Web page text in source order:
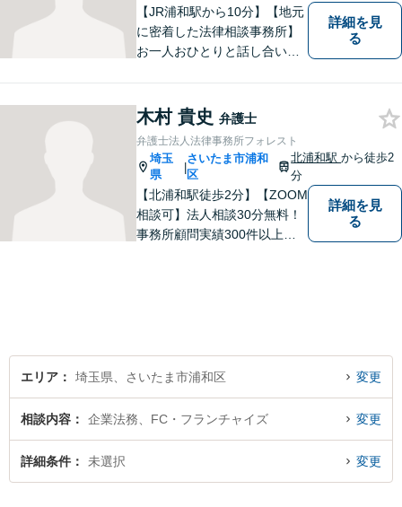
【JR浦和駅から10分】【地元
に密着した法律相談事務所】
お一人おひとりと話し合い、
ることがあれば、ぜひお手伝
いさせてください。【平日21
時まで対応可】
詳細を見
る
木村 貴史 弁護士
弁護士法人法律事務所フォレスト
埼玉
県
|
さいたま市浦和
区
北浦和駅から徒歩2
分
【北浦和駅徒歩2分】【ZOOM
相談可】法人相談30分無料！
事務所顧問実績300件以上！
ご相談ください。
詳細を見
る
エリア 埼玉県、さいたま市浦和区 変更
相談内容 企業法務、FC・フランチャイズ 変更
詳細条件 未選択 変更